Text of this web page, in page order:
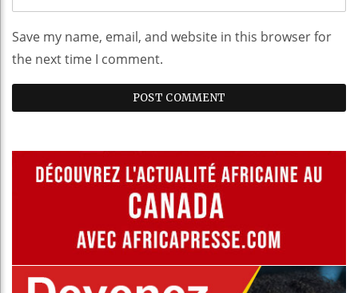
Save my name, email, and website in this browser for
the next time I comment.